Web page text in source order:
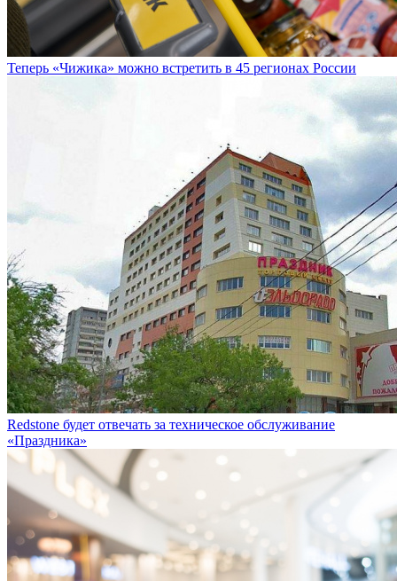
Теперь «Чижика» можно встретить в 45 регионах России
Redstone будет отвечать за техническое обслуживание
«Праздника»